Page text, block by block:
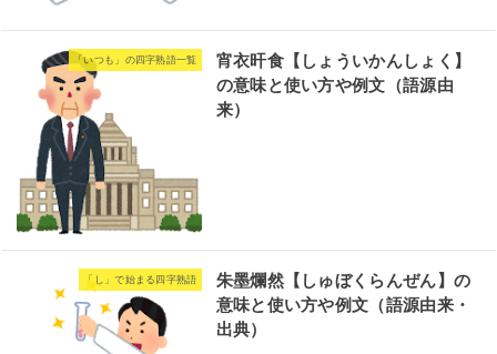
「いつも」の四字熟語一覧
宵衣旰食【しょういかんしょく】
の意味と使い方や例文（語源由
来）
「し」で始まる四字熟語
朱墨爛然【しゅぼくらんぜん】の
意味と使い方や例文（語源由来・
出典）